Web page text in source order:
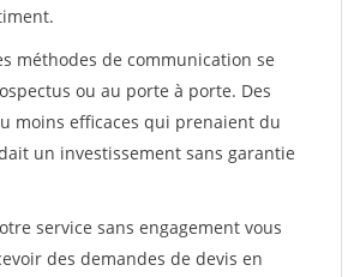
méthodes de communication se
ou au porte à porte. Des
moins efficaces qui prenaient du
un investissement sans garantie
service sans engagement vous
des demandes de devis en